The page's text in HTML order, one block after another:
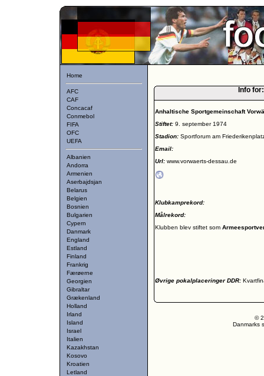
Home
AFC
CAF
Concacaf
Conmebol
FIFA
OFC
UEFA
Albanien
Andorra
Armenien
Aserbajdsjan
Belarus
Belgien
Bosnien
Bulgarien
Cypern
Danmark
England
Estland
Finland
Frankrig
Færøerne
Georgien
Gibraltar
Grækenland
Holland
Irland
Island
Israel
Italien
Kazakhstan
Kosovo
Kroatien
Letland
Info
Anhaltische Sportgemeinschaft
Stiftet: 9. september 1974
Stadion: Sportforum am
Email:
Url: www.vorwaerts-dessau.de
Klubkamprekord:
Målrekord:
Klubben blev stiftet som
Øvrige pokalplaceringer DDR:
©
Danmarks